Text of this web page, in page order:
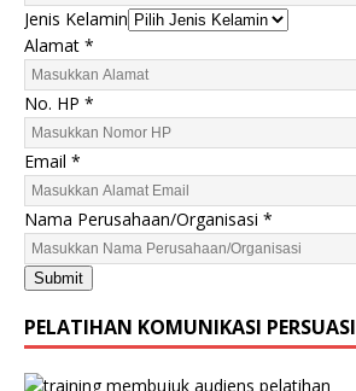
Jenis Kelamin
Alamat *
No. HP *
Email *
N
a
m
a
N
a
m
Nama Perusahaan/Organisasi *
Submit
PELATIHAN KOMUNIKASI PERSUASI